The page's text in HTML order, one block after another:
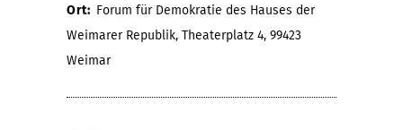
Ort: Forum für Demokratie des Hauses der
Weimarer Republik, Theaterplatz 4, 99423
Weimar